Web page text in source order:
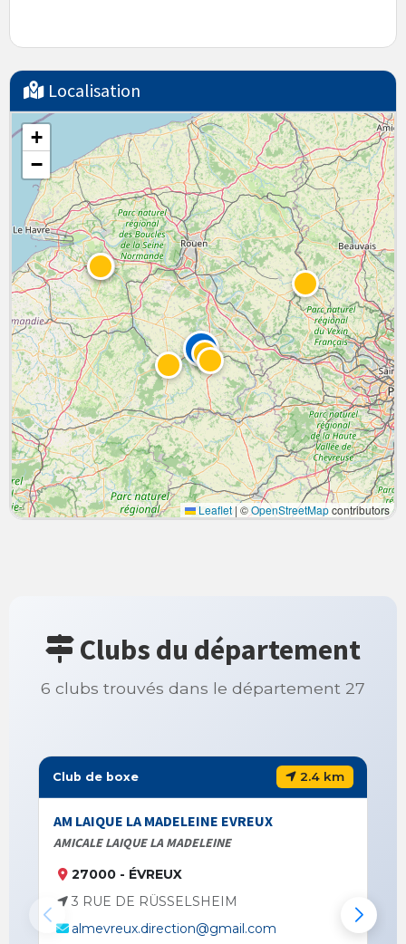
Localisation
+
−
Leaflet | ©OpenStreetMapcontributors
Clubs du département
6 clubs trouvés dans le département 27
Club de boxe 2.4 km
AM LAIQUE LA MADELEINE EVREUX
AMICALE LAIQUE LA MADELEINE
27000 - ÉVREUX
3 RUE DE RÜSSELSHEIM
almevreux.direction@gmail.com